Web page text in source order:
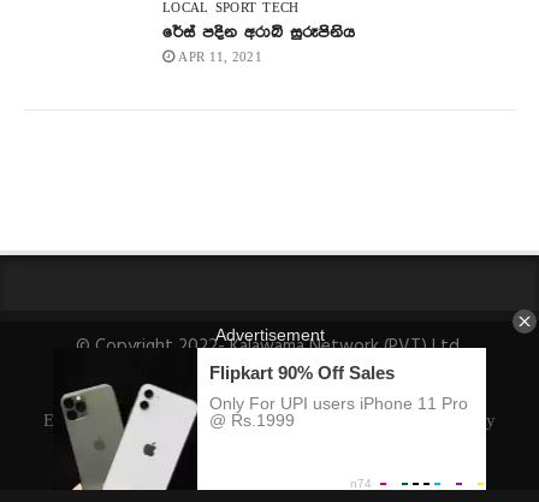
LOCAL SPORT TECH
රේස් පදින අරාබි සුරූපිනිය
APR 11, 2021
© Copyright 2022- Kalawama Network (PVT) Ltd.
About Us Fact-Checking Policy Privacy Policy
Ethics Policy Ownership, Funding, and Advertising Policy
Corrections Policy